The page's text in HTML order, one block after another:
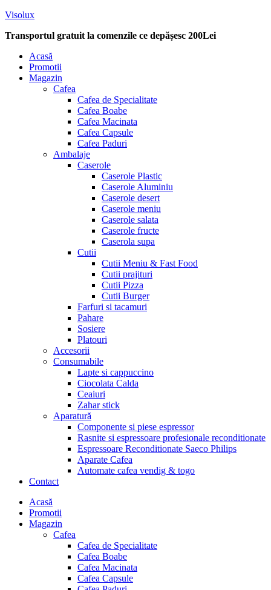
Visolux
Transportul gratuit la comenzile ce depășesc 200Lei
Menu
Acasă
Promotii
Magazin
Cafea
Cafea de Specialitate
Cafea Boabe
Cafea Macinata
Cafea Capsule
Cafea Paduri
Ambalaje
Caserole
Caserole Plastic
Caserole Aluminiu
Caserole desert
Caserole meniu
Caserole salata
Caserole fructe
Caserola supa
Cutii
Cutii Meniu & Fast Food
Cutii prajituri
Cutii Pizza
Cutii Burger
Farfuri si tacamuri
Pahare
Sosiere
Platouri
Accesorii
Consumabile
Lapte si cappuccino
Ciocolata Calda
Ceaiuri
Zahar stick
Aparatură
Componente si piese espressor
Rasnite si espressoare profesionale reconditionate
Espressoare Reconditionate Saeco Philips
Aparate Cafea
Automate cafea vendig & togo
Contact
Menu
Acasă
Promotii
Magazin
Cafea
Cafea de Specialitate
Cafea Boabe
Cafea Macinata
Cafea Capsule